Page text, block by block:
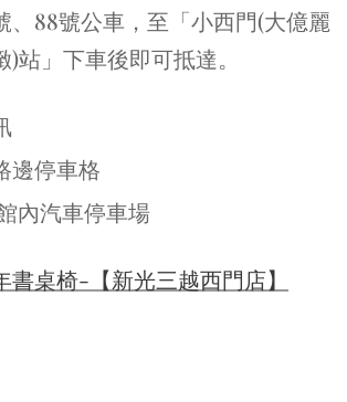
、88號公車，至「小西門(大億麗
)站」下車後即可抵達。
邊停車格
內汽車停車場
書桌椅-【新光三越西門店】